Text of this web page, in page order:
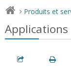
> Produits et
Applications